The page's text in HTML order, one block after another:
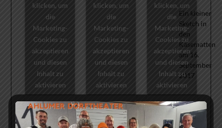
klicken, um
die
Marketing-
Cookies zu
akzeptieren
und diesen
Inhalt zu
aktivieren
klicken, um
die
Marketing-
Cookies zu
akzeptieren
und diesen
Inhalt zu
aktivieren
Ein kleiner
Sketch in
den
Kasematten
am 16.
September
2017
klicken, um
die
Marketing-
Cookies zu
akzeptieren
und diesen
Inhalt zu
aktivieren